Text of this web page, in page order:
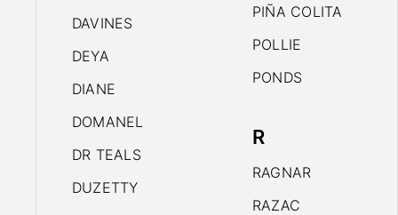
DAVINES
DEYA
DIANE
DOMANEL
DR TEALS
DUZETTY
PIÑA COLITA
POLLIE
PONDS
R
RAGNAR
RAZAC